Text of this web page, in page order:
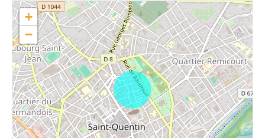
+
−